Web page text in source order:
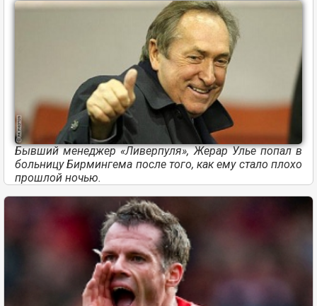
Бывший менеджер «Ливерпуля», Жерар Улье попал в
больницу Бирмингема после того, как ему стало плохо
прошлой ночью.